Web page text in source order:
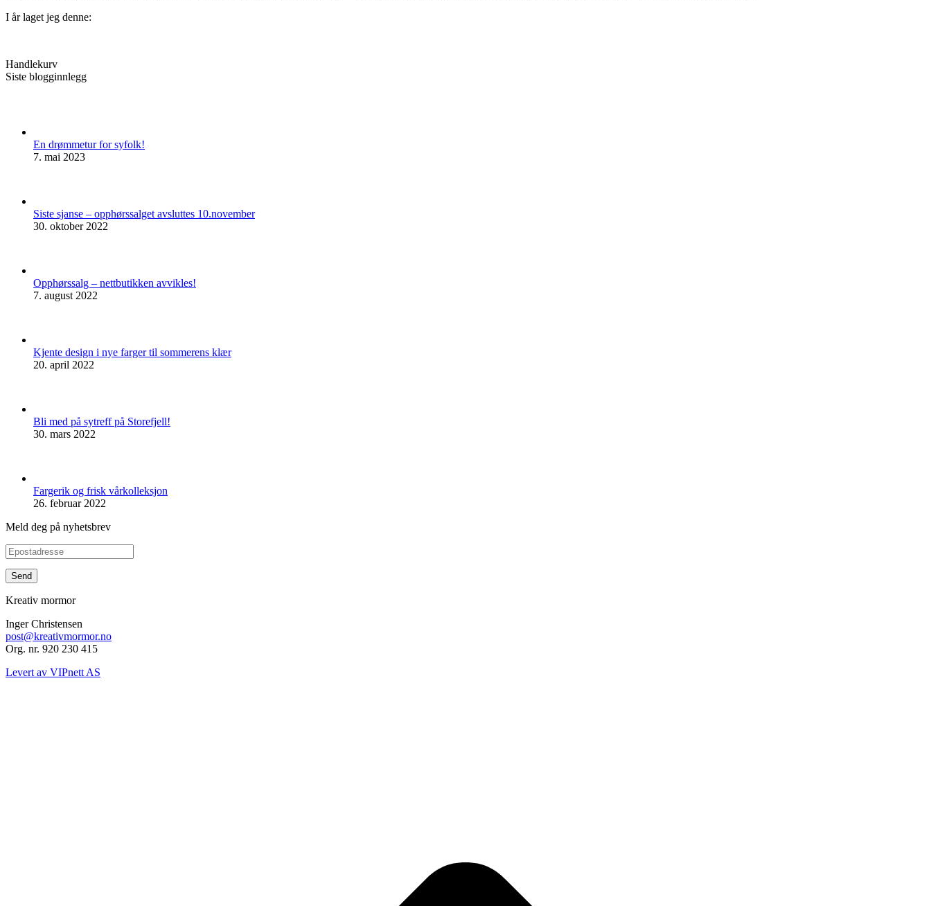
I år laget jeg denne:
Handlekurv
Siste blogginnlegg
En drømmetur for syfolk!
7. mai 2023
Siste sjanse – opphørssalget avsluttes 10.november
30. oktober 2022
Opphørssalg – nettbutikken avvikles!
7. august 2022
Kjente design i nye farger til sommerens klær
20. april 2022
Bli med på sytreff på Storefjell!
30. mars 2022
Fargerik og frisk vårkolleksjon
26. februar 2022
Meld deg på nyhetsbrev
Kreativ mormor
Inger Christensen
post@kreativmormor.no
Org. nr. 920 230 415
Levert av VIPnett AS